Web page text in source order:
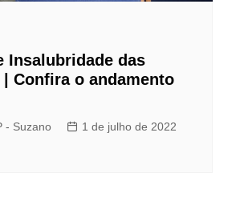
Insalubridade das
Confira o andamento
- Suzano
1 de julho de 2022